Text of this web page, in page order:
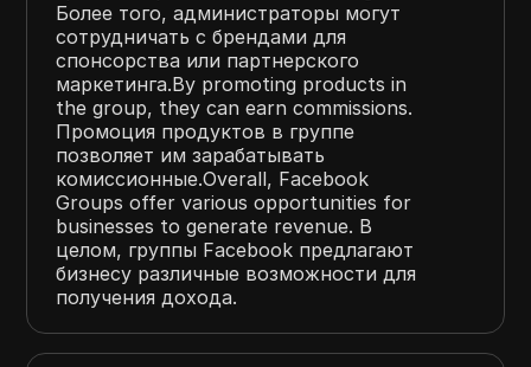
Более того, администраторы могут
сотрудничать с брендами для
спонсорства или партнерского
маркетинга.By promoting products in
the group, they can earn commissions.
Промоция продуктов в группе
позволяет им зарабатывать
комиссионные.Overall, Facebook
Groups offer various opportunities for
businesses to generate revenue. В
целом, группы Facebook предлагают
бизнесу различные возможности для
получения дохода.